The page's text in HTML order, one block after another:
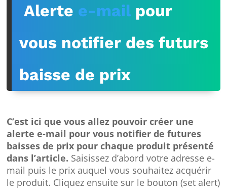
Alerte e-mail pour
vous notifier des futurs
baisse de prix
C’est ici que vous allez pouvoir créer une
alerte e-mail pour vous notifier de futures
baisses de prix pour chaque produit présenté
dans l’article. Saisissez d’abord votre adresse e-
mail puis le prix auquel vous souhaitez acquérir
le produit. Cliquez ensuite sur le bouton (set alert)